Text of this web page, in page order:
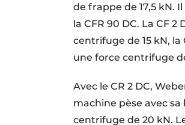
de frappe de 17,5 kN.
la CFR 90 DC. La CF
centrifuge de 15 kN,
une force centrifuge
Avec le CR 2 DC,
machine pèse avec
centrifuge de 20 kN.